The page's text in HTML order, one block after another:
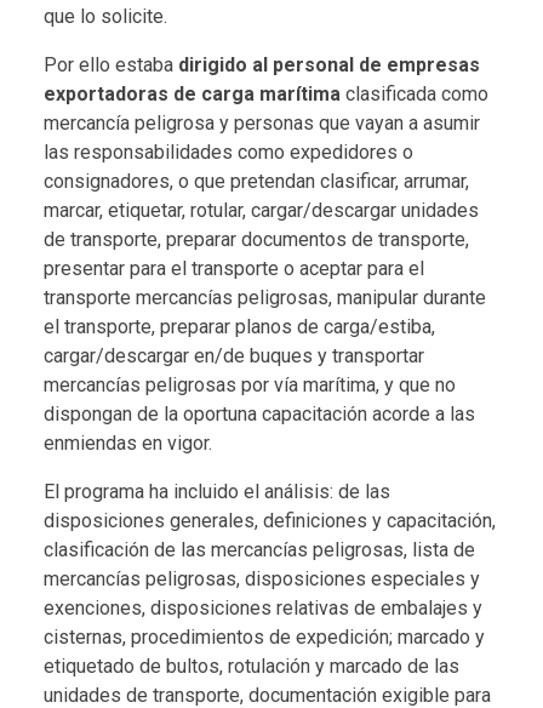
que lo solicite.
Por ello estaba dirigido al personal de empresas
exportadoras de carga marítima clasificada como
mercancía peligrosa y personas que vayan a asumir
las responsabilidades como expedidores o
consignadores, o que pretendan clasificar, arrumar,
marcar, etiquetar, rotular, cargar/descargar unidades
de transporte, preparar documentos de transporte,
presentar para el transporte o aceptar para el
transporte mercancías peligrosas, manipular durante
el transporte, preparar planos de carga/estiba,
cargar/descargar en/de buques y transportar
mercancías peligrosas por vía marítima, y que no
dispongan de la oportuna capacitación acorde a las
enmiendas en vigor.
El programa ha incluido el análisis: de las
disposiciones generales, definiciones y capacitación,
clasificación de las mercancías peligrosas, lista de
mercancías peligrosas, disposiciones especiales y
exenciones, disposiciones relativas de embalajes y
cisternas, procedimientos de expedición; marcado y
etiquetado de bultos, rotulación y marcado de las
unidades de transporte, documentación exigible para